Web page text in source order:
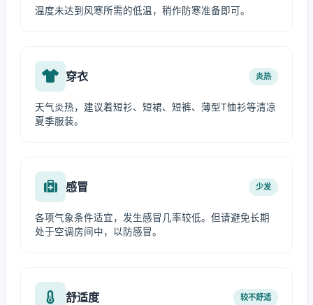
温度未达到风寒所需的低温，稍作防寒准备即可。
穿衣 炎热
天气炎热，建议着短衫、短裙、短裤、薄型T恤衫等清凉
夏季服装。
感冒 少发
各项气象条件适宜，发生感冒几率较低。但请避免长期
处于空调房间中，以防感冒。
舒适度 较不舒适